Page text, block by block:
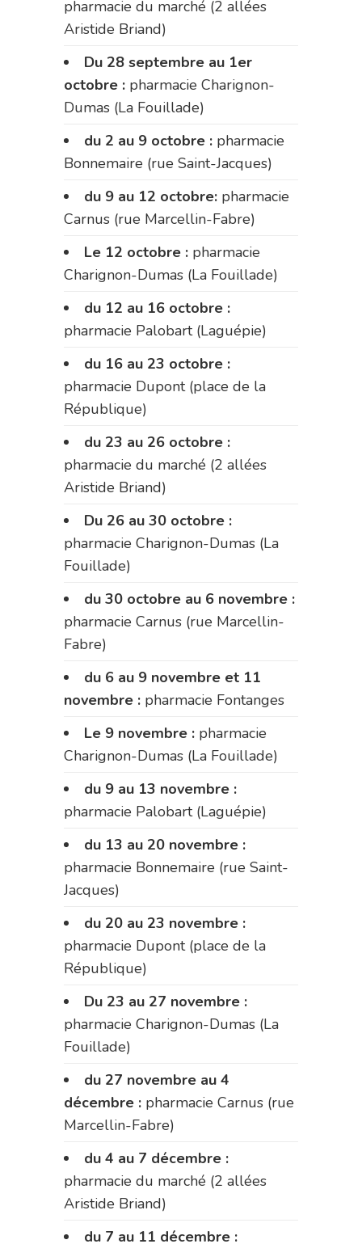
pharmacie du marché (2 allées
Aristide Briand)
Du 28 septembre au 1er
octobre : pharmacie Charignon-
Dumas (La Fouillade)
du 2 au 9 octobre : pharmacie
Bonnemaire (rue Saint-Jacques)
du 9 au 12 octobre: pharmacie
Carnus (rue Marcellin-Fabre)
Le 12 octobre : pharmacie
Charignon-Dumas (La Fouillade)
du 12 au 16 octobre :
pharmacie Palobart (Laguépie)
du 16 au 23 octobre :
pharmacie Dupont (place de la
République)
du 23 au 26 octobre :
pharmacie du marché (2 allées
Aristide Briand)
Du 26 au 30 octobre :
pharmacie Charignon-Dumas (La
Fouillade)
du 30 octobre au 6 novembre :
pharmacie Carnus (rue Marcellin-
Fabre)
du 6 au 9 novembre et 11
novembre : pharmacie Fontanges
Le 9 novembre : pharmacie
Charignon-Dumas (La Fouillade)
du 9 au 13 novembre :
pharmacie Palobart (Laguépie)
du 13 au 20 novembre :
pharmacie Bonnemaire (rue Saint-
Jacques)
du 20 au 23 novembre :
pharmacie Dupont (place de la
République)
Du 23 au 27 novembre :
pharmacie Charignon-Dumas (La
Fouillade)
du 27 novembre au 4
décembre : pharmacie Carnus (rue
Marcellin-Fabre)
du 4 au 7 décembre :
pharmacie du marché (2 allées
Aristide Briand)
du 7 au 11 décembre :